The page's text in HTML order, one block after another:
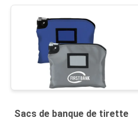
Sacs de banque de tirette